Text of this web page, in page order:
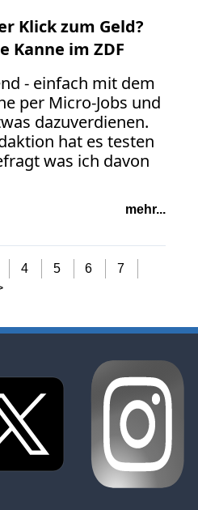
Klick zum Geld?
Kanne im ZDF
- einfach mit dem
per Micro-Jobs und
dazuverdienen.
hat es testen
was ich davon
mehr...
4 5 6
7